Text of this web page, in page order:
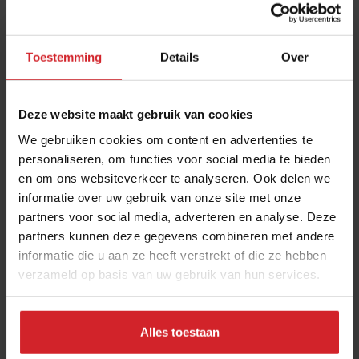
Toestemming Details Over
Deze website maakt gebruik van cookies
We gebruiken cookies om content en advertenties te
personaliseren, om functies voor social media te bieden
en om ons websiteverkeer te analyseren. Ook delen we
informatie over uw gebruik van onze site met onze
partners voor social media, adverteren en analyse. Deze
partners kunnen deze gegevens combineren met andere
informatie die u aan ze heeft verstrekt of die ze hebben
verzameld op basis van uw gebruik van hun services.
Alles toestaan
Kijkend naar de nabije toekomst verwachten de
onderzoekers de volgende ontwikkelingen:
Voorspellende waarde (forecasting):
wat er gisteren is gebeurd naar het voorspellen
van wat er morgen gaat gebeuren. Systemen
stemmen personeelsplanning en inkoop steeds
nauwkeuriger af op de verwachte drukte,
bijvoorbeeld op basis van weersvoorspellingen
en historische data, waardoor overproductie kan
worden voorkomen.
De opkomst van AI-Agents:Er ontstaan
zelfstandig processen uitvoeren, zoals
reserveringen verwerken, bestellingen plaatsen